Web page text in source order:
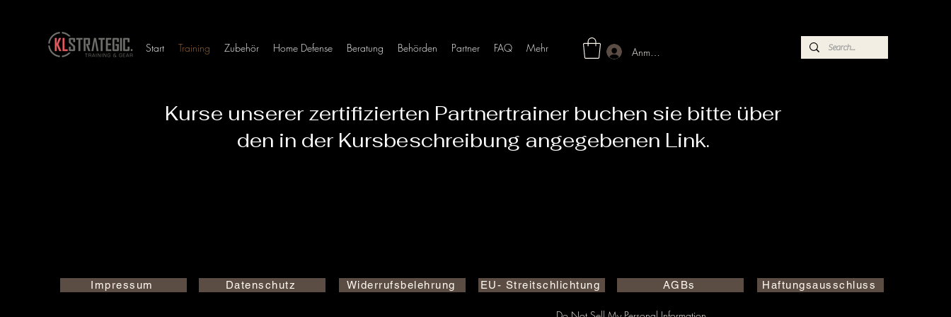
Start Training Zubehör Home Defense Beratung Behörden Partner FAQ Mehr Anmelden
Kurse unserer zertifizierten Partnertrainer buchen sie bitte über
den in der Kursbeschreibung angegebenen Link.
Impressum Datenschutz Widerrufsbelehrung EU- Streitschlichtung AGBs Haftungsausschluss